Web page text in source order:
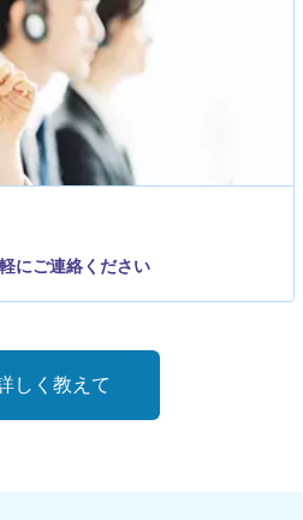
にご連絡ください
しく教えて